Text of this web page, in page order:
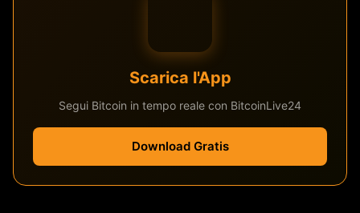
Scarica l'App
Segui Bitcoin in tempo reale con BitcoinLive24
Download Gratis